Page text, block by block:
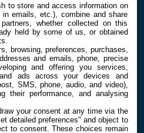
À PROPOS
La rédaction
Contact
to store and access information on
emails, etc.), combine and share
whether collected on this
held by some of us, or obtained
browsing, preferences, purchases,
and emails, phone, precise
and offering you services,
ads across your devices and
SMS, phone, audio, and video),
their performance, and analysing
your consent at any time via the
detailed preferences" and object to
to consent. These choices remain